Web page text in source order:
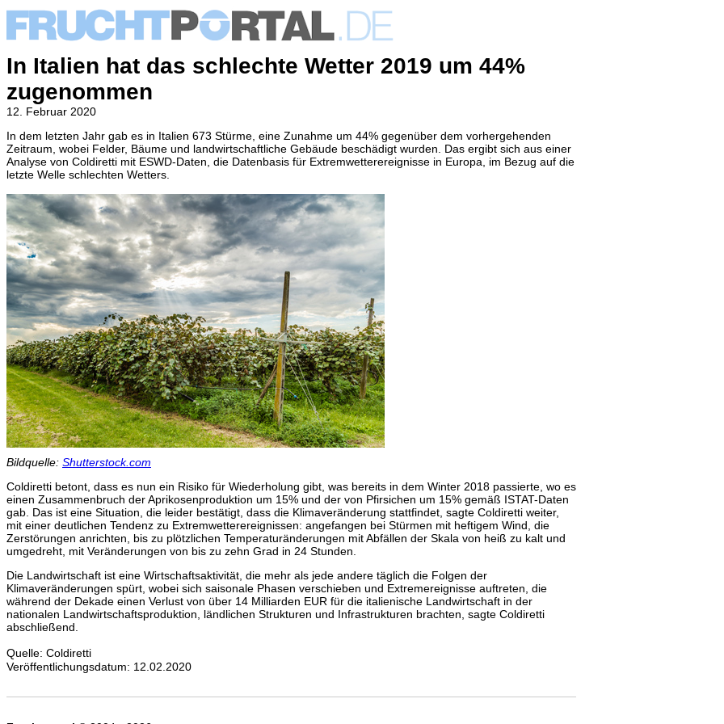
In Italien hat das schlechte Wetter 2019 um 44%
zugenommen
12. Februar 2020
In dem letzten Jahr gab es in Italien 673 Stürme, eine Zunahme um 44% gegenüber dem vorhergehenden
Zeitraum, wobei Felder, Bäume und landwirtschaftliche Gebäude beschädigt wurden. Das ergibt sich aus einer
Analyse von Coldiretti mit ESWD-Daten, die Datenbasis für Extremwetterereignisse in Europa, im Bezug auf die
letzte Welle schlechten Wetters.
Bildquelle: Shutterstock.com
Coldiretti betont, dass es nun ein Risiko für Wiederholung gibt, was bereits in dem Winter 2018 passierte, wo es
einen Zusammenbruch der Aprikosenproduktion um 15% und der von Pfirsichen um 15% gemäß ISTAT-Daten
gab. Das ist eine Situation, die leider bestätigt, dass die Klimaveränderung stattfindet, sagte Coldiretti weiter,
mit einer deutlichen Tendenz zu Extremwetterereignissen: angefangen bei Stürmen mit heftigem Wind, die
Zerstörungen anrichten, bis zu plötzlichen Temperaturänderungen mit Abfällen der Skala von heiß zu kalt und
umgedreht, mit Veränderungen von bis zu zehn Grad in 24 Stunden.
Die Landwirtschaft ist eine Wirtschaftsaktivität, die mehr als jede andere täglich die Folgen der
Klimaveränderungen spürt, wobei sich saisonale Phasen verschieben und Extremereignisse auftreten, die
während der Dekade einen Verlust von über 14 Milliarden EUR für die italienische Landwirtschaft in der
nationalen Landwirtschaftsproduktion, ländlichen Strukturen und Infrastrukturen brachten, sagte Coldiretti
abschließend.
Quelle: Coldiretti
Veröffentlichungsdatum: 12.02.2020